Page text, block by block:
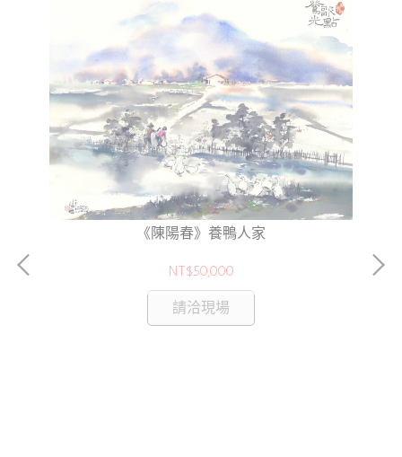
《陳陽春》養鴨人家
NT$50,000
請洽現場